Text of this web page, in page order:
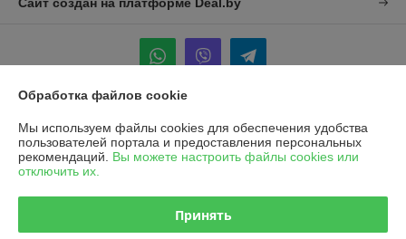
Сайт создан на платформе Deal.by
Информация для покупателя
Юридическое лицо:УП "Агро-Дон-Снаб"
220086 г. Минск, ул. Славинского 8А, к.5
Регистрационный номер ЕГР: 190437992
Обработка файлов cookie
Мы используем файлы cookies для обеспечения удобства
пользователей портала и предоставления персональных
рекомендаций. Вы можете настроить файлы cookies или
отключить их.
Принять